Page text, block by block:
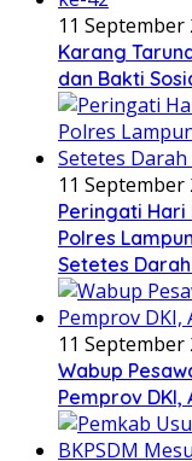
11 September
Karang
dan Bakti
11 September
Peringati Hari
Polres
Setetes
11 September
Wabup
Pemprov DKI,